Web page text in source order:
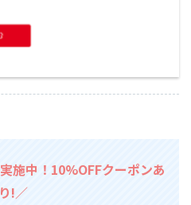
施中！10%OFFクーポンあ
り!／